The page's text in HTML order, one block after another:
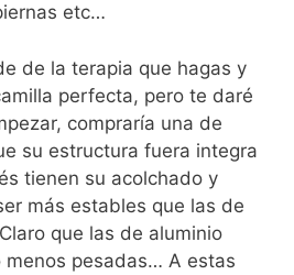
etc…
de la terapia que hagas y
perfecta, pero te daré
compraría una de
su estructura fuera integra
tienen su acolchado y
más estables que las de
que las de aluminio
menos pesadas… A estas